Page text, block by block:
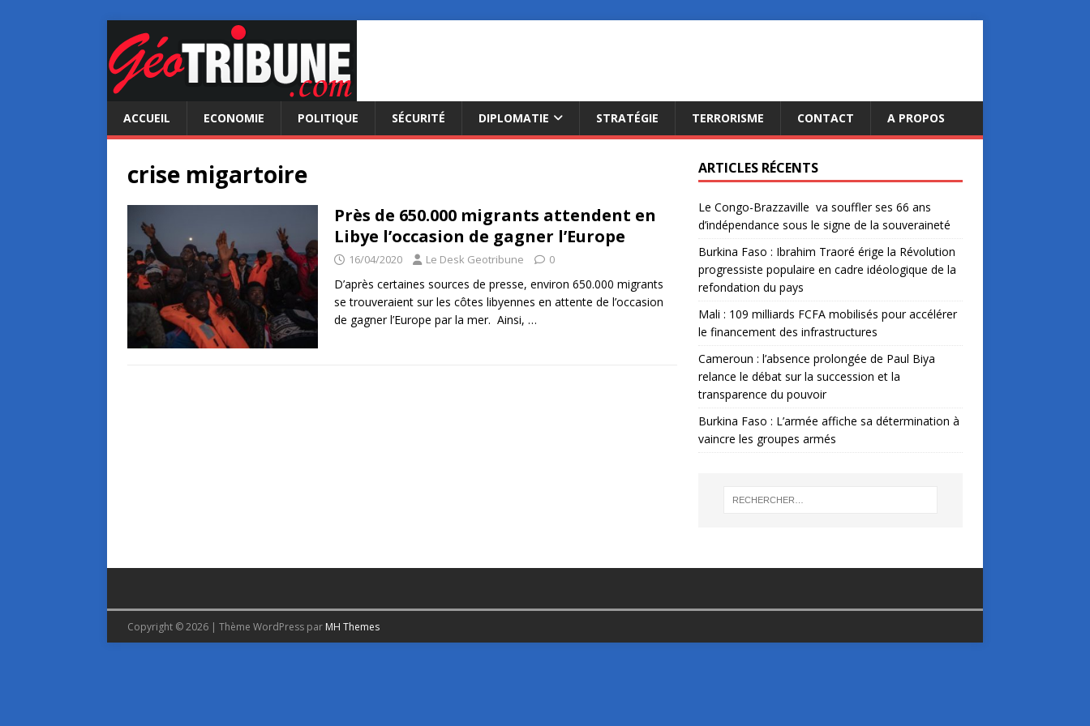
ACCUEIL ECONOMIE POLITIQUE SÉCURITÉ DIPLOMATIE STRATÉGIE TERRORISME CONTACT A PROPOS
crise migartoire
Près de 650.000 migrants attendent en
Libye l’occasion de gagner l’Europe
16/04/2020 Le Desk Geotribune 0
D’après certaines sources de presse, environ 650.000 migrants
se trouveraient sur les côtes libyennes en attente de l’occasion
de gagner l’Europe par la mer. Ainsi, …
ARTICLES RÉCENTS
Le Congo-Brazzaville va souffler ses 66 ans
d’indépendance sous le signe de la souveraineté
Burkina Faso : Ibrahim Traoré érige la Révolution
progressiste populaire en cadre idéologique de la
refondation du pays
Mali : 109 milliards FCFA mobilisés pour accélérer
le financement des infrastructures
Cameroun : l’absence prolongée de Paul Biya
relance le débat sur la succession et la
transparence du pouvoir
Burkina Faso : L’armée affiche sa détermination à
vaincre les groupes armés
Copyright © 2026 | Thème WordPress par MH Themes